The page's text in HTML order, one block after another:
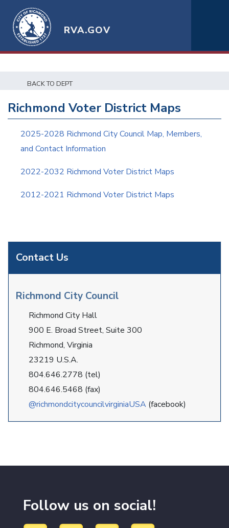
RVA.GOV
BACK TO DEPT
Contact Us
Richmond City Council
Richmond City Hall
900 E. Broad Street, Suite 300
Richmond, Virginia
23219 U.S.A.
804.646.2778 (tel)
804.646.5468 (fax)
@richmondcitycouncilvirginiaUSA (facebook)
Richmond Voter District Maps
2025-2028 Richmond City Council Map, Members,
and Contact Information
2022-2032 Richmond Voter District Maps
2012-2021 Richmond Voter District Maps
Follow us on social!